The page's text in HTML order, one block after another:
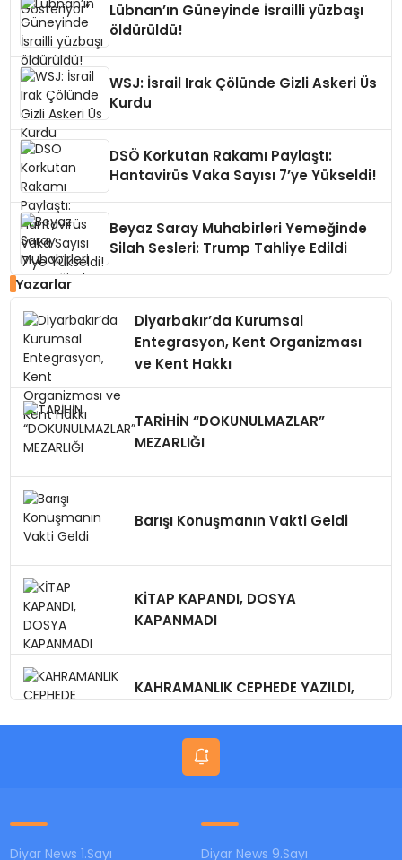
Lübnan’ın Güneyinde İsrailli yüzbaşı
öldürüldü!
WSJ: İsrail Irak Çölünde Gizli Askeri Üs
Kurdu
DSÖ Korkutan Rakamı Paylaştı:
Hantavirüs Vaka Sayısı 7’ye Yükseldi!
Beyaz Saray Muhabirleri Yemeğinde
Silah Sesleri: Trump Tahliye Edildi
Yazarlar
Diyarbakır’da Kurumsal
Entegrasyon, Kent Organizması
ve Kent Hakkı
TARİHİN “DOKUNULMAZLAR”
MEZARLIĞI
Barışı Konuşmanın Vakti Geldi
KİTAP KAPANDI, DOSYA
KAPANMADI
KAHRAMANLIK CEPHEDE YAZILDI,
Diyar News 1.Sayı Diyar News 9.Sayı